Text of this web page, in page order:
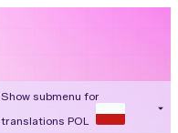
Show submenu for
translations POL